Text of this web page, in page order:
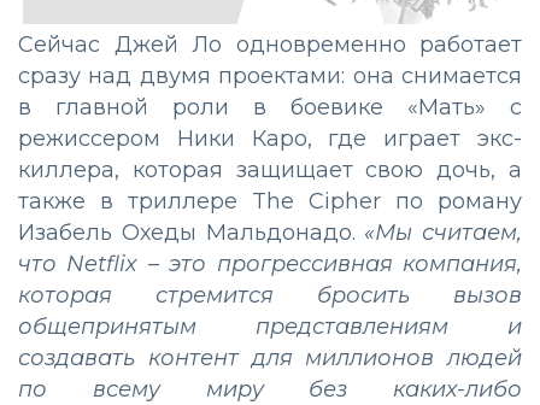
Сейчас Джей Ло одновременно работает
сразу над двумя проектами: она снимается
в главной роли в боевике «Мать» с
режиссером Ники Каро, где играет экс-
киллера, которая защищает свою дочь, а
также в триллере The Cipher по роману
Изабель Охеды Мальдонадо. «Мы считаем,
что Netflix – это прогрессивная компания,
которая стремится бросить вызов
общепринятым представлениям и
создавать контент для миллионов людей
по всему миру без каких-либо